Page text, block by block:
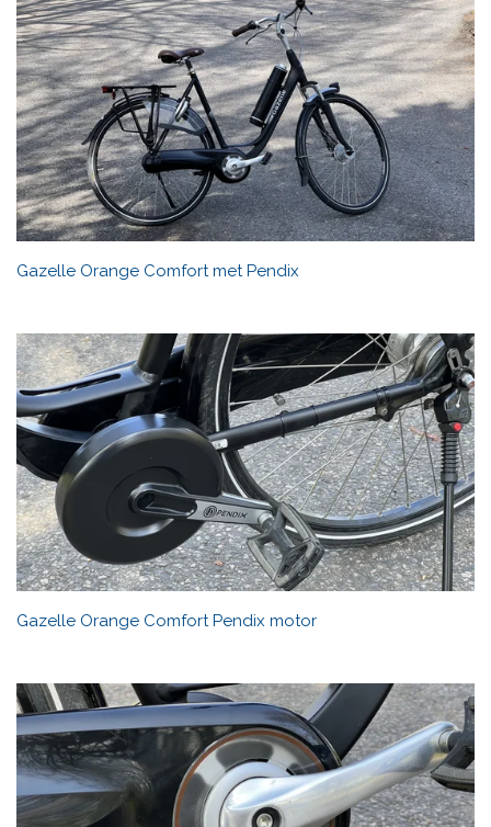
Gazelle Orange Comfort met Pendix
Gazelle Orange Comfort Pendix motor